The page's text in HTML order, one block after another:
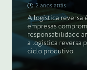
2 anos atrás
A logística reversa
empresas
responsabilidade
a logística reversa
ciclo produtivo.